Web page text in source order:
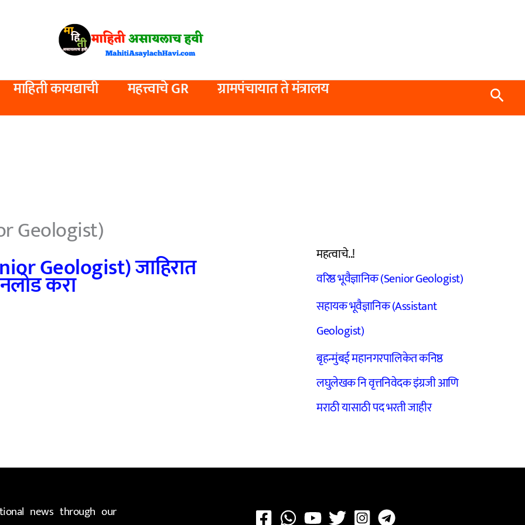
माहिती कायद्याची महत्त्वाचे GR ग्रामपंचायात ते मंत्रालय
Geologist)
Geologist) जाहिरात
करा
महत्वाचे..!
वरिष्ठ भूवैज्ञानिक (Senior Geologist)
सहायक भूवैज्ञानिक (Assistant
Geologist)
बृहन्मुंबई महानगरपालिकेत कनिष्ठ
लघुलेखक नि वृत्तनिवेदक इंग्रजी आणि
मराठी यासाठी पद भरती जाहीर
news through our